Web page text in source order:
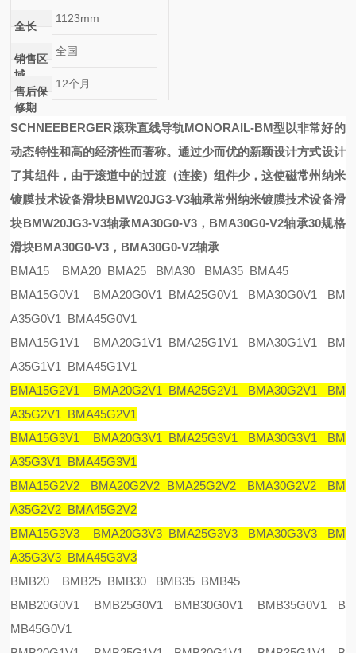
全长
1123mm
销售区
域
全国
售后保
修期
12个月
SCHNEEBERGER滚珠直线导轨MONORAIL-BM型以非常好的
动态特性和高的经济性而著称。通过少而优的新颖设计方式设计
了其组件，由于滚道中的过渡（连接）组件少，这使磁常州纳米
镀膜技术设备滑块BMW20JG3-V3轴承常州纳米镀膜技术设备滑
块BMW20JG3-V3轴承MA30G0-V3，BMA30G0-V2轴承30规格
滑块BMA30G0-V3，BMA30G0-V2轴承
BMA15 BMA20 BMA25 BMA30 BMA35 BMA45
BMA15G0V1 BMA20G0V1 BMA25G0V1 BMA30G0V1 BM
A35G0V1 BMA45G0V1
BMA15G1V1 BMA20G1V1 BMA25G1V1 BMA30G1V1 BM
A35G1V1 BMA45G1V1
BMA15G2V1 BMA20G2V1 BMA25G2V1 BMA30G2V1 BM
A35G2V1 BMA45G2V1
BMA15G3V1 BMA20G3V1 BMA25G3V1 BMA30G3V1 BM
A35G3V1 BMA45G3V1
BMA15G2V2 BMA20G2V2 BMA25G2V2 BMA30G2V2 BM
A35G2V2 BMA45G2V2
BMA15G3V3 BMA20G3V3 BMA25G3V3 BMA30G3V3 BM
A35G3V3 BMA45G3V3
BMB20 BMB25 BMB30 BMB35 BMB45
BMB20G0V1 BMB25G0V1 BMB30G0V1 BMB35G0V1 B
MB45G0V1